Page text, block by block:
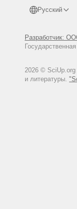
Русский
Разработчик:
2026 ©
и литературы.